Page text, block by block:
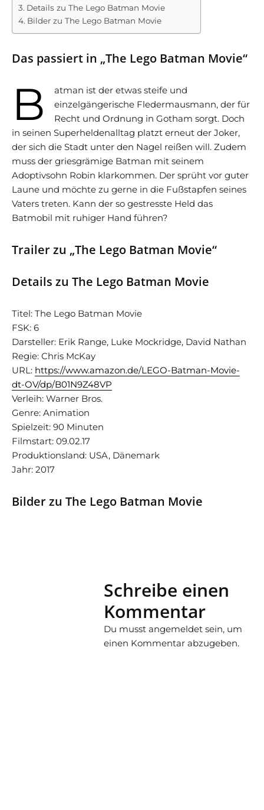
Details zu The Lego Batman Movie
Bilder zu The Lego Batman Movie
Das passiert in „The Lego Batman Movie“
B
atman ist der etwas steife und
einzelgängerische Fledermausmann, der für
Recht und Ordnung in Gotham sorgt. Doch
in seinen Superheldenalltag platzt erneut der Joker,
der sich die Stadt unter den Nagel reißen will. Zudem
muss der griesgrämige Batman mit seinem
Adoptivsohn Robin klarkommen. Der sprüht vor guter
Laune und möchte zu gerne in die Fußstapfen seines
Vaters treten. Kann der so gestresste Held das
Batmobil mit ruhiger Hand führen?
Trailer zu „The Lego Batman Movie“
Details zu The Lego Batman Movie
Titel: The Lego Batman Movie
FSK: 6
Darsteller: Erik Range, Luke Mockridge, David Nathan
Regie: Chris McKay
URL: https://www.amazon.de/LEGO-Batman-Movie-
dt-OV/dp/B01N9Z48VP
Verleih: Warner Bros.
Genre: Animation
Spielzeit: 90 Minuten
Filmstart: 09.02.17
Produktionsland: USA, Dänemark
Jahr: 2017
Bilder zu The Lego Batman Movie
Schreibe einen
Kommentar
Du musst angemeldetsein, um
einen Kommentar abzugeben.